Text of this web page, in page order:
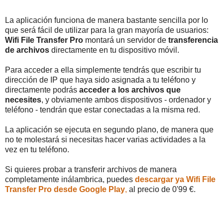
La aplicación funciona de manera bastante sencilla por lo
que será fácil de utilizar para la gran mayoría de usuarios:
Wifi File Transfer Pro montará un servidor de transferencia
de archivos directamente en tu dispositivo móvil.
Para acceder a ella simplemente tendrás que escribir tu
dirección de IP que haya sido asignada a tu teléfono y
directamente podrás acceder a los archivos que
necesites, y obviamente ambos dispositivos - ordenador y
teléfono - tendrán que estar conectadas a la misma red.
La aplicación se ejecuta en segundo plano, de manera que
no te molestará si necesitas hacer varias actividades a la
vez en tu teléfono.
Si quieres probar a transferir archivos de manera
completamente inálambrica, puedes descargar ya Wifi File
Transfer Pro desde Google Play, al precio de 0'99 €.